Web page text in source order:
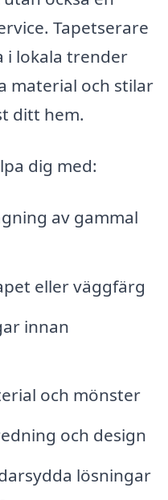
Tapetserare
i lokala trender
material och stilar
ditt hem.
dig med:
av gammal
eller väggfärg
innan
och mönster
och design
lösningar